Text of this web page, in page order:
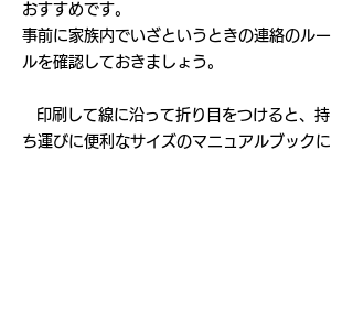
おすすめです。
事前に家族内でいざというときの連絡のルー
ルを確認しておきましょう。
印刷して線に沿って折り目をつけると、持
ち運びに便利なサイズのマニュアルブックに